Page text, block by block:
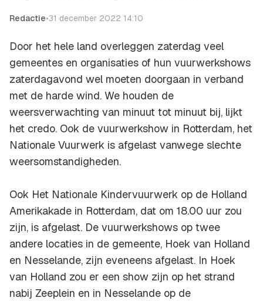
Redactie•31 december 2022 14:10
Door het hele land overleggen zaterdag veel
gemeentes en organisaties of hun vuurwerkshows
zaterdagavond wel moeten doorgaan in verband
met de harde wind. We houden de
weersverwachting van minuut tot minuut bij, lijkt
het credo. Ook de vuurwerkshow in Rotterdam, het
Nationale Vuurwerk is afgelast vanwege slechte
weersomstandigheden.
Ook Het Nationale Kindervuurwerk op de Holland
Amerikakade in Rotterdam, dat om 18.00 uur zou
zijn, is afgelast. De vuurwerkshows op twee
andere locaties in de gemeente, Hoek van Holland
en Nesselande, zijn eveneens afgelast. In Hoek
van Holland zou er een show zijn op het strand
nabij Zeeplein en in Nesselande op de